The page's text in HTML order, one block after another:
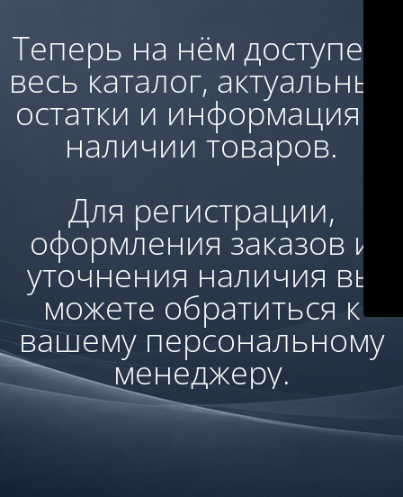
Теперь на нём доступен:
весь каталог, актуальные
остатки и информация о
наличии товаров.
Для регистрации,
оформления заказов и
уточнения наличия вы
можете обратиться к
вашему персональному
менеджеру.